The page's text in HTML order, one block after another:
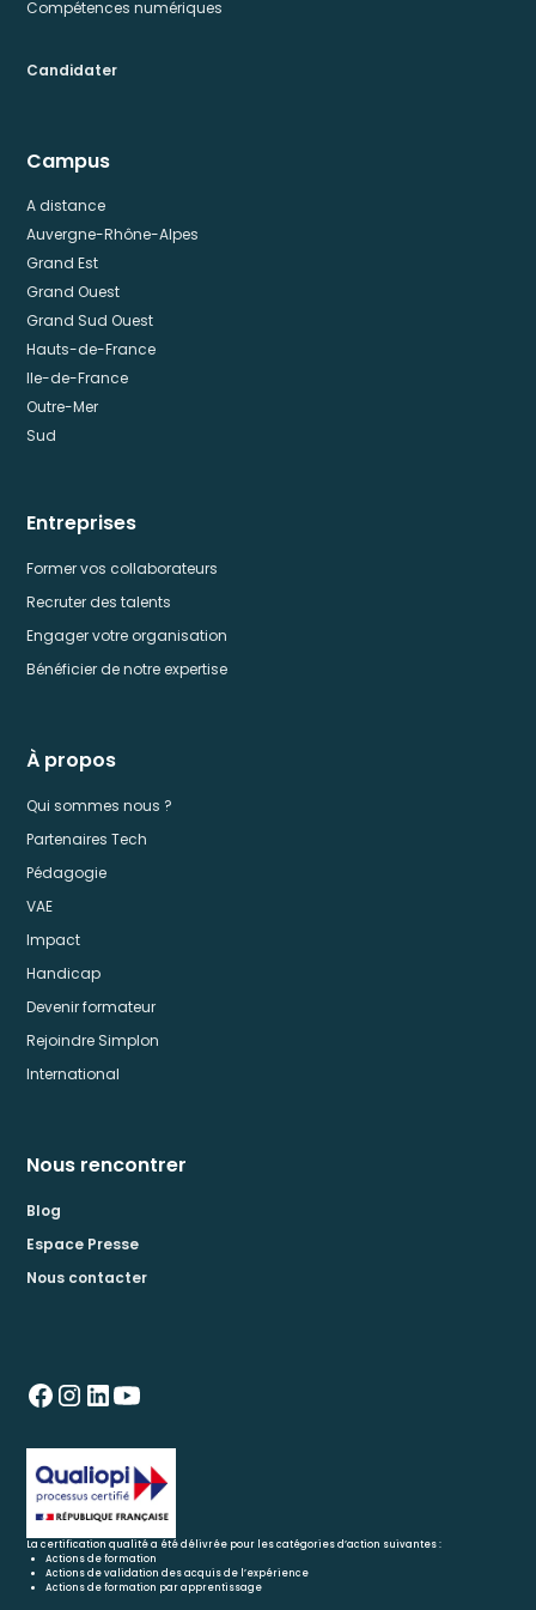
Compétences numériques
Candidater
Campus
A distance
Auvergne-Rhône-Alpes
Grand Est
Grand Ouest
Grand Sud Ouest
Hauts-de-France
Ile-de-France
Outre-Mer
Sud
Entreprises
Former vos collaborateurs
Recruter des talents
Engager votre organisation
Bénéficier de notre expertise
À propos
Qui sommes nous ?
Partenaires Tech
Pédagogie
VAE
Impact
Handicap
Devenir formateur
Rejoindre Simplon
International
Nous rencontrer
Blog
Espace Presse
Nous contacter
La certification qualité a été délivrée pour les catégories d’action suivantes :
Actions de formation
Actions de validation des acquis de l’expérience
Actions de formation par apprentissage